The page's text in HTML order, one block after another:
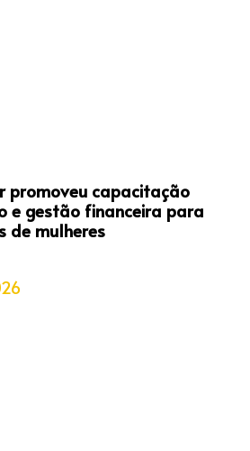
promoveu capacitação
e gestão financeira para
de mulheres